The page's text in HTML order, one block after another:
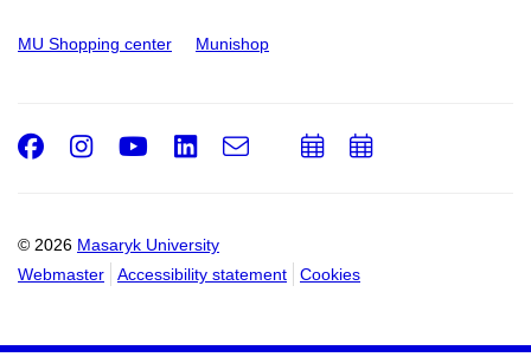
MU Shopping center Munishop
© 2026 Masaryk University
Webmaster
Accessibility statement Cookies
Facebook
Instagram
Youtube
LinkedIn
e-
Email
AddAdd